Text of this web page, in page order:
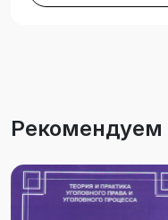
Рекомендуем